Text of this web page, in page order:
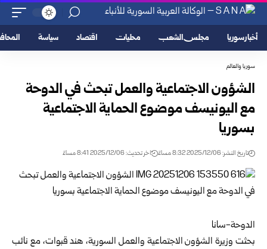
أخبار سوريا مجلس الشعب محليات اقتصاد سياسة
سوريا والعالم
الشؤون الاجتماعية والعمل تبحث في الدوحة
مع اليونيسف موضوع الحماية الاجتماعية
بسوريا
تاريخ النشر: 2025/12/06 8:32 مساءً اخر تحديث: 2025/12/06 8:41 مساءً
الدوحة-سانا
بحثت وزيرة الشؤون الاجتماعية والعمل السورية، هند قبوات، مع نائب